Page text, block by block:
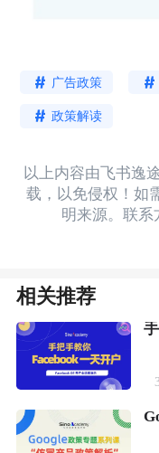
广告政策
政策解读
以上内容由飞书逸
载，以免侵权！如
明来源。联系
相关推荐